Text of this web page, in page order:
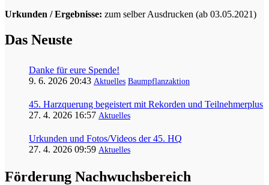
Urkunden / Ergebnisse: zum selber Ausdrucken (ab 03.05.2021)
Das Neuste
Danke für eure Spende!
9. 6. 2026 20:43 Aktuelles Baumpflanzaktion
45. Harzquerung begeistert mit Rekorden und Teilnehmerplus
27. 4. 2026 16:57 Aktuelles
Urkunden und Fotos/Videos der 45. HQ
27. 4. 2026 09:59 Aktuelles
Förderung Nachwuchsbereich